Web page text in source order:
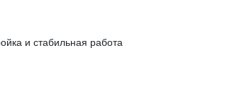
и стабильная работа